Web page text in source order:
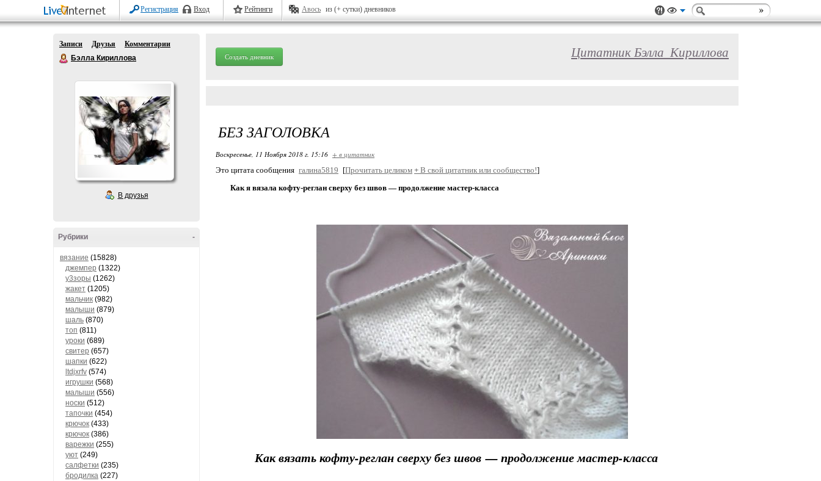
Регистрация Вход Рейтинги Авось из (+ сутки) дневников
Записи Друзья
Комментарии
Бэлла Кириллова
В друзья
-
Рубрики
вязание (15828)
джемпер (1322)
у3зоры (1262)
жакет (1205)
мальчик (982)
малыши (879)
шаль (870)
топ (811)
уроки (689)
свитер (657)
шапки (622)
ltdjxrfv (574)
игрушки (568)
малыши (556)
носки (512)
тапочки (454)
крючок (433)
крючок (386)
варежки (255)
уют (249)
салфетки (235)
бродилка (227)
Создать дневник Цитатник Бэлла_Кириллова
БЕЗ ЗАГОЛОВКА
Воскресенье, 11 Ноября 2018 г. 15:16 + в цитатник
Это цитата сообщения галина5819 [Прочитать целиком + В свой цитатник или сообщество!]
Как я вязала кофту-реглан сверху без швов — продолжение мастер-класса
Как вязать кофту-реглан сверху без швов — продолжение мастер-класса